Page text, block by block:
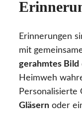
Erinnerungen
mit
gerahmtes Bild
Heimweh
Personalisierte
Gläsern oder